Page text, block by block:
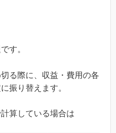
す。
る際に、収益・費用の各
振り替えます。
算している場合は